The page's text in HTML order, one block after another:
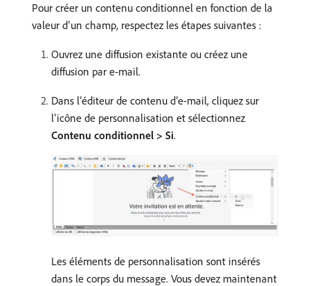
Pour créer un contenu conditionnel en fonction de la
valeur d’un champ, respectez les étapes suivantes :
Ouvrez une diffusion existante ou créez une
diffusion par e-mail.
Dans l’éditeur de contenu d’e-mail, cliquez sur
l’icône de personnalisation et sélectionnez
Contenu conditionnel > Si.
Les éléments de personnalisation sont insérés
dans le corps du message. Vous devez maintenant